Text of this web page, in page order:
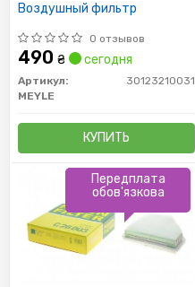
Воздушный фильтр
0 отзывов
490 ₴ сегодня
Артикул:
30123210031
MEYLE
КУПИТЬ
Передплата
обов'язкова